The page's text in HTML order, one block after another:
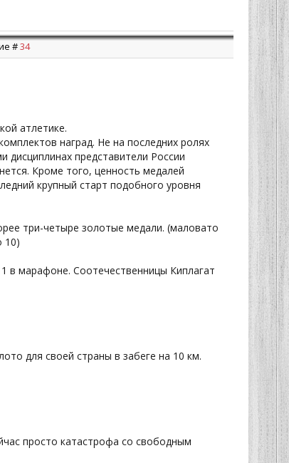
#34
атлетике.
наград. Не на последних ролях
представители России
Кроме того, ценность медалей
крупный старт подобного уровня
три-четыре золотые медали. (маловато
10)
в марафоне. Соотечественницы Киплагат
для своей страны в забеге на 10 км.
просто катастрофа со свободным